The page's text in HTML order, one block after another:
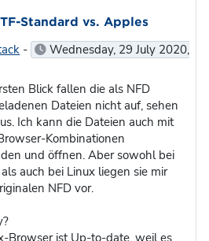
Standard vs. Apples
-
Wednesday, 29 July 2020,
Blick fallen die als NFD
Dateien nicht auf, sehen
Ich kann die Dateien auch mit
Kombinationen
und öffnen. Aber sowohl bei
auch bei Linux liegen sie mir
NFD vor.